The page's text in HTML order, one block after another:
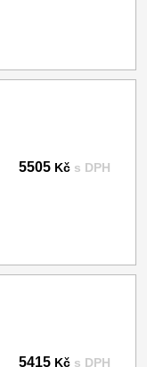
5505 Kč s DPH
5415 Kč s DPH